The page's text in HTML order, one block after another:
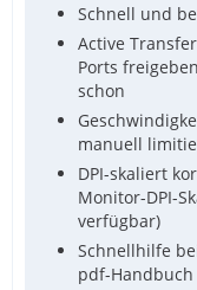
Schnell und
Active
Ports
schon
manuell
DPI-skaliert
Monitor-DPI-
verfügbar)
Schnellhilfe
pdf-Handbuch